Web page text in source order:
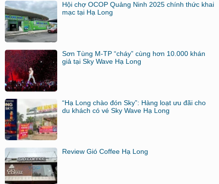
Hội chợ OCOP Quảng Ninh 2025 chính thức khai
mạc tại Hạ Long
Sơn Tùng M-TP “cháy” cùng hơn 10.000 khán
giả tại Sky Wave Hạ Long
“Hạ Long chào đón Sky”: Hàng loạt ưu đãi cho
du khách có vé Sky Wave Hạ Long
Review Gió Coffee Hạ Long